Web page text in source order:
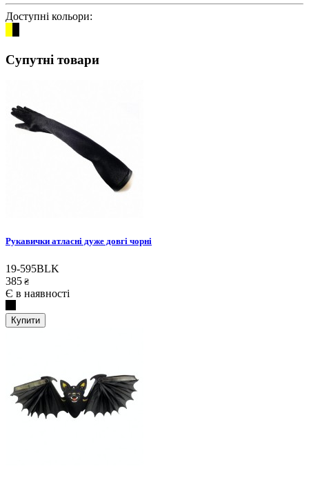
Доступні кольори:
Супутні товари
Рукавички атласні дуже довгі чорні
19-595BLK
385 ₴
Є в наявності
Купити